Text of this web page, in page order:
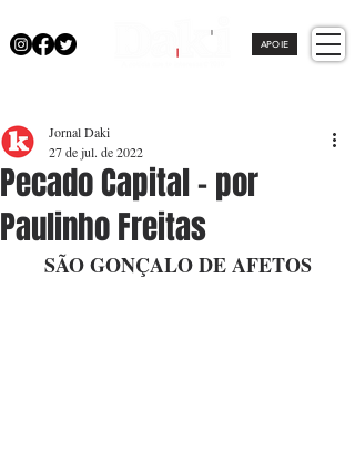
APOIE
Pecado Capital - por
Paulinho Freitas
Jornal Daki
27 de jul. de 2022
SÃO GONÇALO DE AFETOS